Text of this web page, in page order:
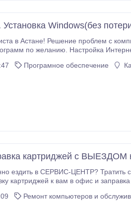
Установка Windows(без
планшетом. Настройка Windows, антивируса,
по желанию. Настройка
Програмное обеспечение
картриджей с ВЫЕЗДОМ
ездить в СЕРВИС-ЦЕНТР?
картриджей к вам в офис и
Ремонт компьютеров и